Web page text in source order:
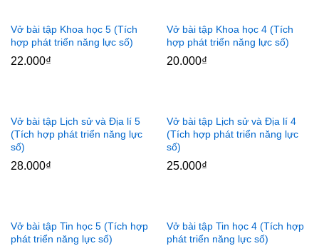
Vở bài tập Khoa học 5 (Tích
hợp phát triển năng lực số)
22.000₫
Vở bài tập Khoa học 4 (Tích
hợp phát triển năng lực số)
20.000₫
Vở bài tập Lịch sử và Địa lí 5
(Tích hợp phát triển năng lực
số)
28.000₫
Vở bài tập Lịch sử và Địa lí 4
(Tích hợp phát triển năng lực
số)
25.000₫
Vở bài tập Tin học 5 (Tích hợp
phát triển năng lực số)
Vở bài tập Tin học 4 (Tích hợp
phát triển năng lực số)